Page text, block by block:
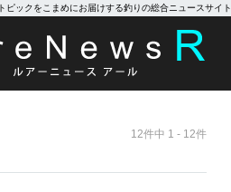
ピックをこまめにお届けする釣りの総合ニュースサイト
12件中 1 - 12件